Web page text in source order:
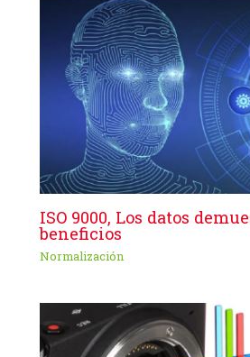
ISO 9000, Los datos
beneficios
Normalización